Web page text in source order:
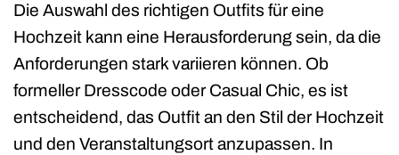
Die Auswahl des richtigen Outfits für eine
Hochzeit kann eine Herausforderung sein, da die
Anforderungen stark variieren können. Ob
formeller Dresscode oder Casual Chic, es ist
entscheidend, das Outfit an den Stil der Hochzeit
und den Veranstaltungsort anzupassen. In